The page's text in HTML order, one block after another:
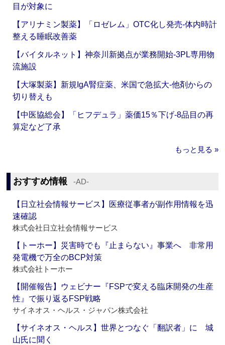
目が対象に
【アリナミン製薬】「ロゼレム」OTC化し発売‐体内時計
整える睡眠改善薬
【バイタルネット】神奈川新拠点が業務開始‐3PL専用物
流施設
【大塚製薬】新規IgA腎症薬、米国で急拡大‐他剤からの
切り替えも
【中医協総会】「ヒフデュラ」薬価15％下げ‐8品目の再
算定など了承
もっと見る »
おすすめ情報 ‐AD‐
【日立社会情報サービス】医療従事者が副作用情報を迅
速確認
株式会社日立社会情報サービス
【トーホー】災害時でも『止まらない』事業へ 非常用
発電機で万全のBCP対策
株式会社トーホー
【開催報告】ウェビナー『FSPで変える臨床開発の生産
性』で振り返るFSP戦略
サイネオス・ヘルス・ジャパン株式会社
【サイネオス・ヘルス】世界とつなぐ「翻訳者」に 城
山氏に聞く